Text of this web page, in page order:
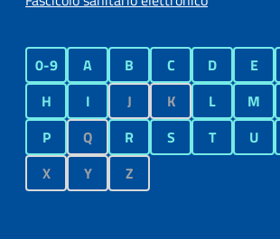
0-9 A B C D E
H
I J K L M
P
Q R S T U
X
Y Z